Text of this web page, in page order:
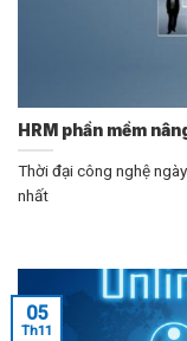
HRM phần mềm
Thời đại công nghệ
nhất
05
Th11